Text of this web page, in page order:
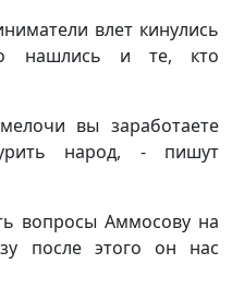
влет кинулись
нашлись и те, кто
вы заработаете
народ, - пишут
вопросы Аммосову на
после этого он нас